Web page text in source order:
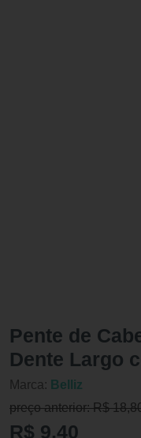
Pente de
Dente Largo
Marca: Belliz
preço anterior: R$
R$ 9,40